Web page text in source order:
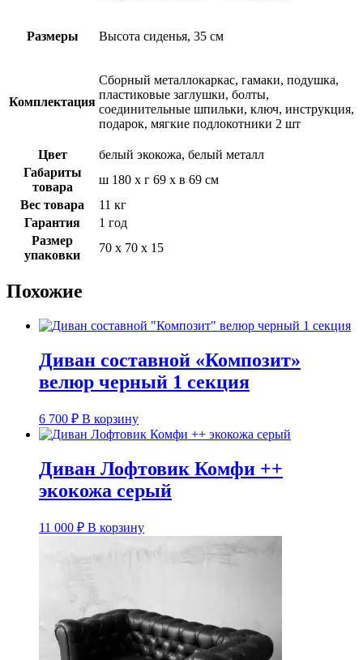
Размеры Высота сиденья, 35 см
Комплектация
Сборный металлокаркас, гамаки, подушка,
пластиковые заглушки, болты,
соединительные шпильки, ключ, инструкция,
подарок, мягкие подлокотники 2 шт
Цвет
белый экокожа, белый металл
Габариты
товара
ш 180 х г 69 х в 69 см
Вес товара
11 кг
Гарантия
1 год
Размер
упаковки
70 х 70 х 15
Похожие
Диван составной «Композит»
велюр черный 1 секция
6 700 ₽ В корзину
Диван Лофтовик Комфи ++
экокожа серый
11 000 ₽ В корзину